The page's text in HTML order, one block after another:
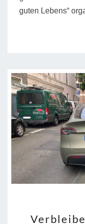
guten Lebens“